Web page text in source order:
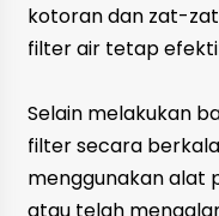
kotoran dan zat-
filter air tetap
Selain melakukan
filter secara
menggunakan alat